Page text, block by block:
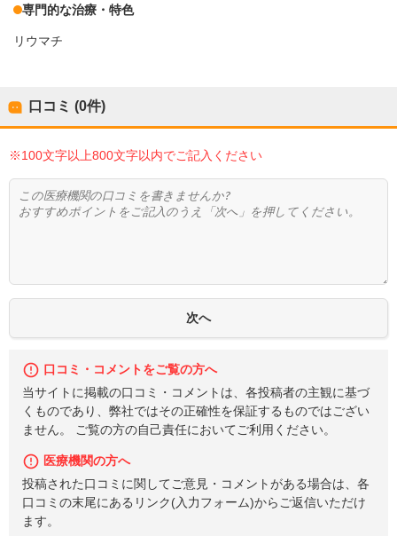
専門的な治療・特色
リウマチ
口コミ (0件)
※100文字以上800文字以内でご記入ください
口コミ・コメントをご覧の方へ
当サイトに掲載の口コミ・コメントは、各投稿者の主観に基づ
くものであり、弊社ではその正確性を保証するものではござい
ません。 ご覧の方の自己責任においてご利用ください。
医療機関の方へ
投稿された口コミに関してご意見・コメントがある場合は、各
口コミの末尾にあるリンク(入力フォーム)からご返信いただけ
ます。